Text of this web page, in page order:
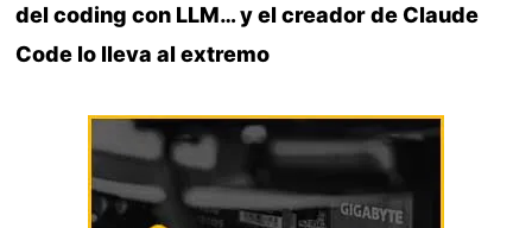
del coding con LLM… y el creador de Claude
Code lo lleva al extremo